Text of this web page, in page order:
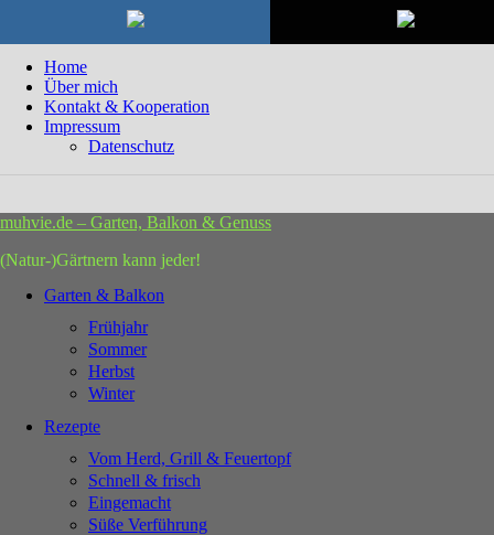
Zurück zum Inhalt
Home
Über mich
Kontakt & Kooperation
Impressum
Datenschutz
muhvie.de – Garten, Balkon & Genuss
(Natur-)Gärtnern kann jeder!
Garten & Balkon
Frühjahr
Sommer
Herbst
Winter
Rezepte
Vom Herd, Grill & Feuertopf
Schnell & frisch
Eingemacht
Süße Verführung